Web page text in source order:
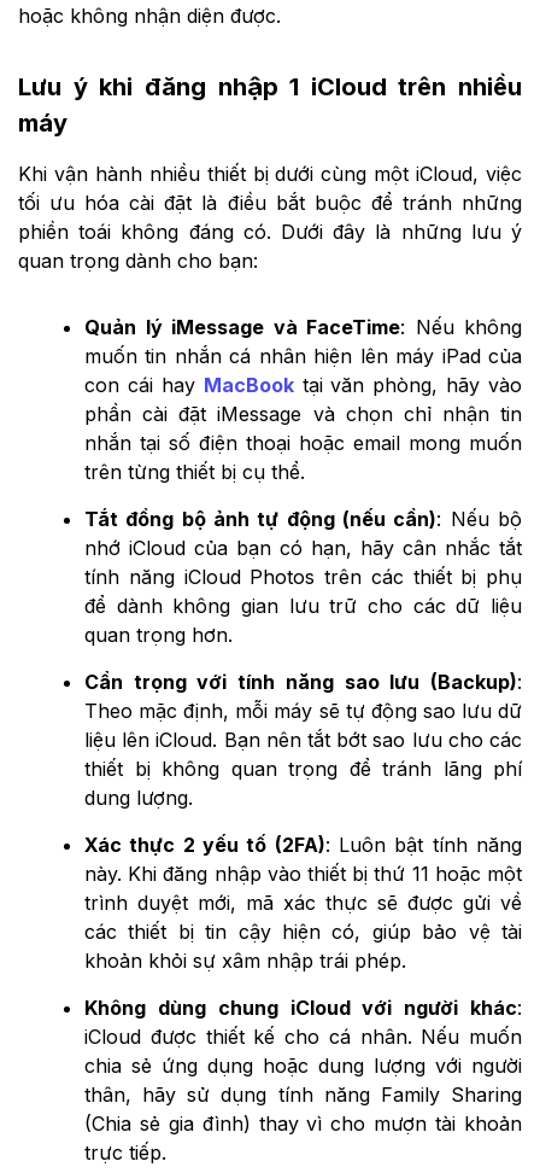
hoặc không nhận diện được.
Lưu ý khi đăng nhập 1 iCloud trên nhiều
máy
Khi vận hành nhiều thiết bị dưới cùng một iCloud, việc
tối ưu hóa cài đặt là điều bắt buộc để tránh những
phiền toái không đáng có. Dưới đây là những lưu ý
quan trọng dành cho bạn:
Quản lý iMessage và FaceTime: Nếu không
muốn tin nhắn cá nhân hiện lên máy iPad của
con cái hay MacBooktại văn phòng, hãy vào
phần cài đặt iMessage và chọn chỉ nhận tin
nhắn tại số điện thoại hoặc email mong muốn
trên từng thiết bị cụ thể.
Tắt đồng bộ ảnh tự động (nếu cần): Nếu bộ
nhớ iCloud của bạn có hạn, hãy cân nhắc tắt
tính năng iCloud Photos trên các thiết bị phụ
để dành không gian lưu trữ cho các dữ liệu
quan trọng hơn.
Cẩn trọng với tính năng sao lưu (Backup):
Theo mặc định, mỗi máy sẽ tự động sao lưu dữ
liệu lên iCloud. Bạn nên tắt bớt sao lưu cho các
thiết bị không quan trọng để tránh lãng phí
dung lượng.
Xác thực 2 yếu tố (2FA): Luôn bật tính năng
này. Khi đăng nhập vào thiết bị thứ 11 hoặc một
trình duyệt mới, mã xác thực sẽ được gửi về
các thiết bị tin cậy hiện có, giúp bảo vệ tài
khoản khỏi sự xâm nhập trái phép.
Không dùng chung iCloud với người khác:
iCloud được thiết kế cho cá nhân. Nếu muốn
chia sẻ ứng dụng hoặc dung lượng với người
thân, hãy sử dụng tính năng Family Sharing
(Chia sẻ gia đình) thay vì cho mượn tài khoản
trực tiếp.